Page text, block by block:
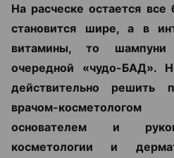
На расческе остается
становится шире, а в
витамины, то
очередной «чудо-БАД».
действительно решить
врачом-
основателем и
косметологии и